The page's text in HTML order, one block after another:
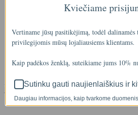
Filtro raktas Big blue korpusams
Kviečiame
Vertiname jūsų pasitikėjimą, todėl
privilegijomis mūsų lojaliausiems klientams.
Kaip padėkos ženklą, suteikiame jums 10%
Sutinku gauti naujienlaiškius ir
Daugiau informacijos, kaip tvarkome